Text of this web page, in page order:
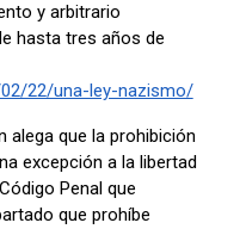
y arbitrario
hasta tres años de
22/una-ley-nazismo/
alega que la prohibición
excepción a la libertad
Penal que
que prohíbe